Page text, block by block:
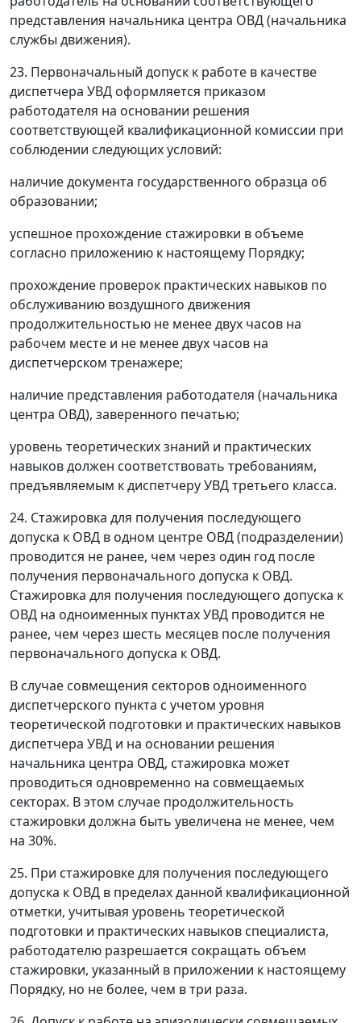
представления начальника центра ОВД (начальника
службы движения).
23. Первоначальный допуск к работе в качестве
диспетчера УВД оформляется приказом
работодателя на основании решения
соответствующей квалификационной комиссии при
соблюдении следующих условий:
наличие документа государственного образца об
образовании;
успешное прохождение стажировки в объеме
согласно приложению к настоящему Порядку;
прохождение проверок практических навыков по
обслуживанию воздушного движения
продолжительностью не менее двух часов на
рабочем месте и не менее двух часов на
диспетчерском тренажере;
наличие представления работодателя (начальника
центра ОВД), заверенного печатью;
уровень теоретических знаний и практических
навыков должен соответствовать требованиям,
предъявляемым к диспетчеру УВД третьего класса.
24. Стажировка для получения последующего
допуска к ОВД в одном центре ОВД (подразделении)
проводится не ранее, чем через один год после
получения первоначального допуска к ОВД.
Стажировка для получения последующего допуска к
ОВД на одноименных пунктах УВД проводится не
ранее, чем через шесть месяцев после получения
первоначального допуска к ОВД.
В случае совмещения секторов одноименного
диспетчерского пункта с учетом уровня
теоретической подготовки и практических навыков
диспетчера УВД и на основании решения
начальника центра ОВД, стажировка может
проводиться одновременно на совмещаемых
секторах. В этом случае продолжительность
стажировки должна быть увеличена не менее, чем
на 30%.
25. При стажировке для получения последующего
допуска к ОВД в пределах данной квалификационной
отметки, учитывая уровень теоретической
подготовки и практических навыков специалиста,
работодателю разрешается сокращать объем
стажировки, указанный в приложении к настоящему
Порядку, но не более, чем в три раза.